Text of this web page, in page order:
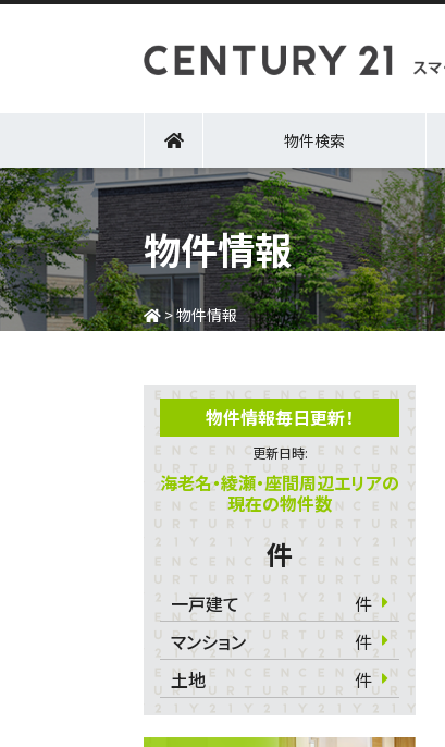
物件検索
物件情報
>物件情報
物件情報毎日更新！
更新日時:
海老名・綾瀬・座間周辺エリアの
現在の物件数
件
一戸建て
件
マンション
件
土地
件